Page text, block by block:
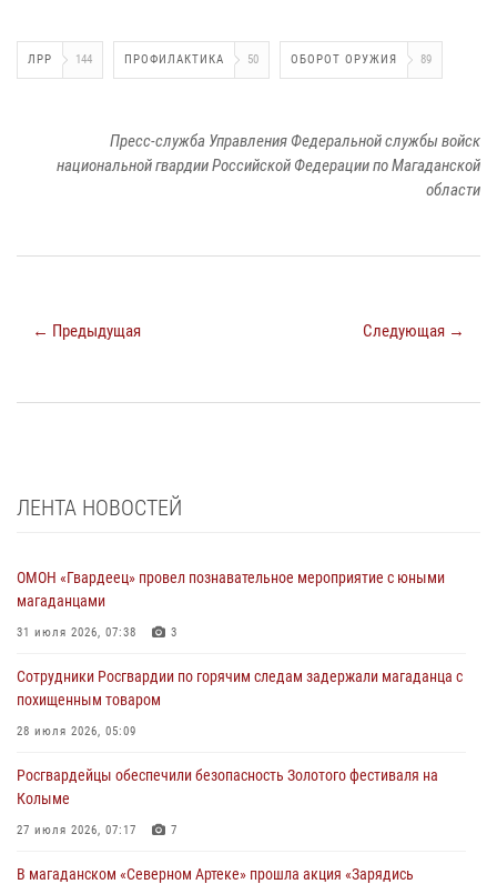
ЛРР 144 ПРОФИЛАКТИКА 50 ОБОРОТ ОРУЖИЯ 89
Пресс-служба Управления Федеральной службы войск
национальной гвардии Российской Федерации по Магаданской
области
← Предыдущая Следующая →
ЛЕНТА НОВОСТЕЙ
ОМОН «Гвардеец» провел познавательное мероприятие с юными
магаданцами
31 июля 2026, 07:38 3
Сотрудники Росгвардии по горячим следам задержали магаданца с
похищенным товаром
28 июля 2026, 05:09
Росгвардейцы обеспечили безопасность Золотого фестиваля на
Колыме
27 июля 2026, 07:17 7
В магаданском «Северном Артеке» прошла акция «Зарядись